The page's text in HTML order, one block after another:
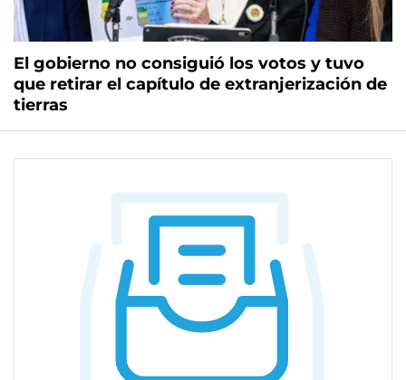
El gobierno no consiguió los votos y tuvo
que retirar el capítulo de extranjerización de
tierras